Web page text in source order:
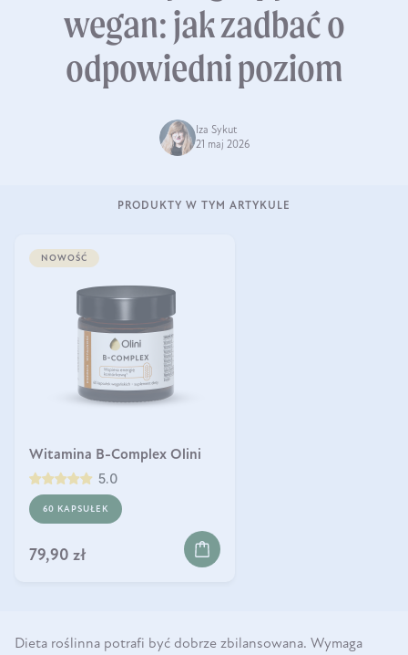
wegan: jak zadbać o
odpowiedni poziom
Iza Sykut
21 maj 2026
PRODUKTY W TYM ARTYKULE
NOWOŚĆ
Witamina B-Complex Olini
5.0
60 KAPSUŁEK
79,90 zł
Dieta roślinna potrafi być dobrze zbilansowana. Wymaga